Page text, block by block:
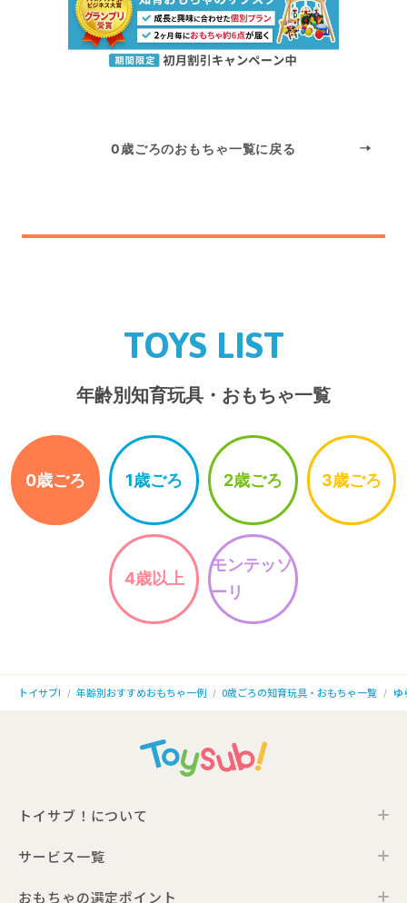
0歳ごろのおもちゃ一覧に戻る
TOYS LIST
年齢別知育玩具・おもちゃ一覧
0歳ごろ 1歳ごろ 2歳ごろ 3歳ごろ
4歳以上
モンテッソ
ーリ
トイサブ! 年齢別おすすめおもちゃ一例 0歳ごろの知育玩具・おもちゃ一覧 ゆ
トイサブ！について
トイサブ！の特徴
サービス一覧
トイサブ！ファーストセレクション
おもちゃの選定ポイント